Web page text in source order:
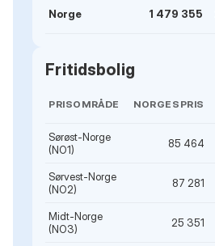
Norge 1 479 355
Fritidsbolig
PRISOMRÅDE NORGESPRIS
Sørøst-Norge
(NO1)
85 464
Sørvest-Norge
(NO2)
87 281
Midt-Norge
(NO3)
25 351